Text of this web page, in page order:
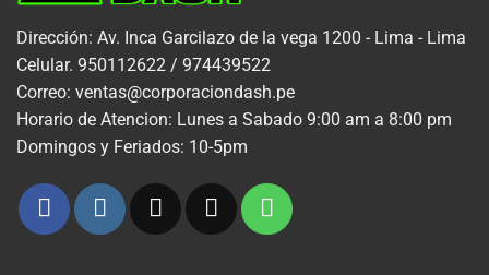
Dirección: Av. Inca Garcilazo de la vega 1200 - Lima - Lima
Celular. 950112622 / 974439522
Correo: ventas@corporaciondash.pe
Horario de Atencion: Lunes a Sabado 9:00 am a 8:00 pm
Domingos y Feriados: 10-5pm